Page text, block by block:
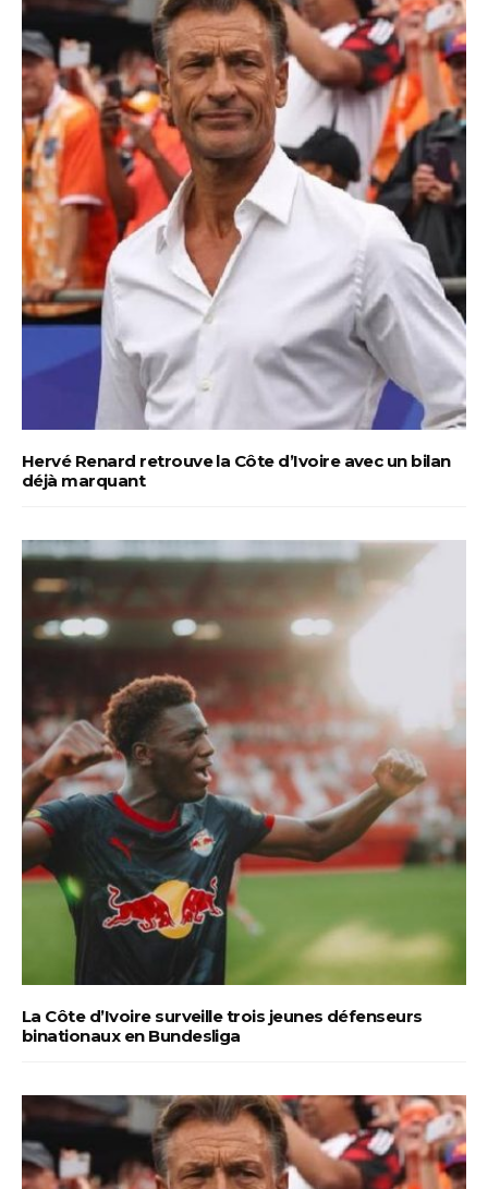
Hervé Renard retrouve la Côte d’Ivoire avec un bilan
déjà marquant
La Côte d’Ivoire surveille trois jeunes défenseurs
binationaux en Bundesliga